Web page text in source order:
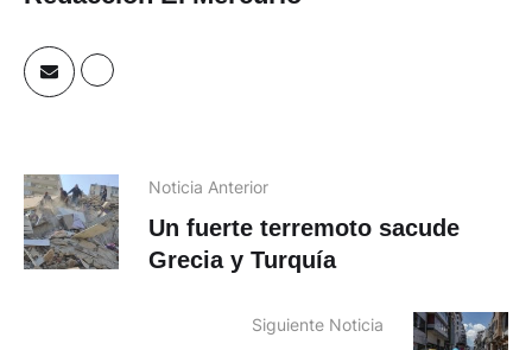
Noticia Anterior
Un fuerte terremoto sacude
Grecia y Turquía
Siguiente Noticia